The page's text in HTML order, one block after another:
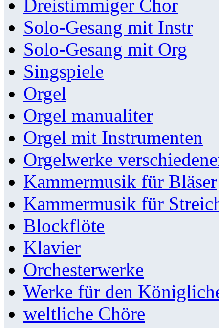
Dreistimmiger Chor
Solo-Gesang mit Instr
Solo-Gesang mit Org
Singspiele
Orgel
Orgel manualiter
Orgel mit Instrumenten
Orgelwerke
Kammermusik für Bläser
Kammermusik für
Blockflöte
Klavier
Orchesterwerke
Werke für den
weltliche Chöre